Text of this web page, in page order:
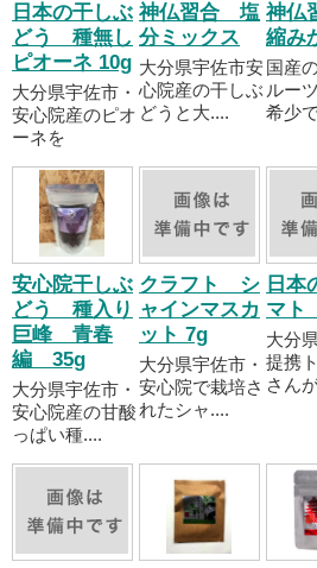
日本の干しぶ
どう 種無し
ピオーネ 10g
大分県宇佐市・
安心院産のピオ
ーネを
神仏習合 塩
分ミックス
大分県宇佐市安
心院産の干しぶ
どうと大....
神仏
縮み
国産
ルー
希少
安心院干しぶ
どう 種入り
巨峰 青春
編 35g
大分県宇佐市・
安心院産の甘酸
っぱい種....
クラフト シ
ャインマスカ
ット 7g
大分県宇佐市・
安心院で栽培さ
れたシャ....
日本
マ
大分
提携
さん